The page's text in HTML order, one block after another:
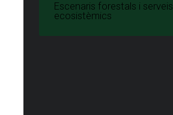
Escenaris forestals i serveis
ecosistèmics